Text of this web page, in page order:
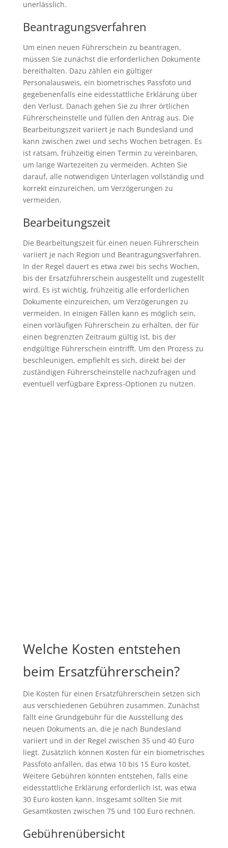
unerlässlich.
Beantragungsverfahren
Um einen neuen Führerschein zu beantragen,
müssen Sie zunächst die erforderlichen Dokumente
bereithalten. Dazu zählen ein gültiger
Personalausweis, ein biometrisches Passfoto und
gegebenenfalls eine eidesstattliche Erklärung über
den Verlust. Danach gehen Sie zu Ihrer örtlichen
Führerscheinstelle und füllen den Antrag aus. Die
Bearbeitungszeit variiert je nach Bundesland und
kann zwischen zwei und sechs Wochen betragen. Es
ist ratsam, frühzeitig einen Termin zu vereinbaren,
um lange Wartezeiten zu vermeiden. Achten Sie
darauf, alle notwendigen Unterlagen vollständig und
korrekt einzureichen, um Verzögerungen zu
vermeiden.
Bearbeitungszeit
Die Bearbeitungszeit für einen neuen Führerschein
variiert je nach Region und Beantragungsverfahren.
In der Regel dauert es etwa zwei bis sechs Wochen,
bis der Ersatzführerschein ausgestellt und zugestellt
wird. Es ist wichtig, frühzeitig alle erforderlichen
Dokumente einzureichen, um Verzögerungen zu
vermeiden. In einigen Fällen kann es möglich sein,
einen vorläufigen Führerschein zu erhalten, der für
einen begrenzten Zeitraum gültig ist, bis der
endgültige Führerschein eintrifft. Um den Prozess zu
beschleunigen, empfiehlt es sich, direkt bei der
zuständigen Führerscheinstelle nachzufragen und
eventuell verfügbare Express-Optionen zu nutzen.
Welche Kosten entstehen
beim Ersatzführerschein?
Die Kosten für einen Ersatzführerschein setzen sich
aus verschiedenen Gebühren zusammen. Zunächst
fällt eine Grundgebühr für die Ausstellung des
neuen Dokuments an, die je nach Bundesland
variiert und in der Regel zwischen 35 und 40 Euro
liegt. Zusätzlich können Kosten für ein biometrisches
Passfoto anfallen, das etwa 10 bis 15 Euro kostet.
Weitere Gebühren könnten entstehen, falls eine
eidesstattliche Erklärung erforderlich ist, was etwa
30 Euro kosten kann. Insgesamt sollten Sie mit
Gesamtkosten zwischen 75 und 100 Euro rechnen.
Gebührenübersicht